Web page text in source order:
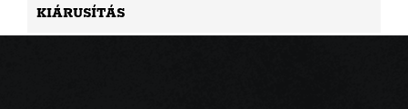
KIÁRUSÍTÁS